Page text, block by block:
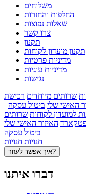
משלוחים
החלפות והחזרות
שאלות נפוצות
צרו קשר
תקנון
תקנון מועדון לקוחות
מדיניות פרטיות
מדיניות עוגיות
נגישות
שרותים מיוחדים רכישת
האישי שלי ביטול עסקה
למועדון לקוחות שרותים
האיזור האישי שלי
ביטול עסקה
חנויות חנויות
איך אפשר לעזור?
דברו איתנו